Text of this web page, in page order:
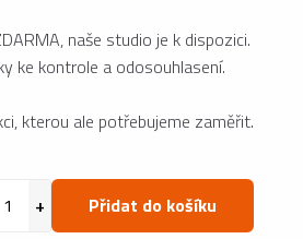
naše studio je k dispozici.
ke kontrole a odosouhlasení.
kterou ale potřebujeme zaměřit.
Přidat do košíku